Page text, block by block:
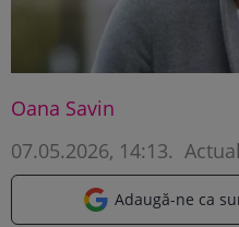
Oana Savin
07.05.2026, 14:13.
Adaugă-ne ca